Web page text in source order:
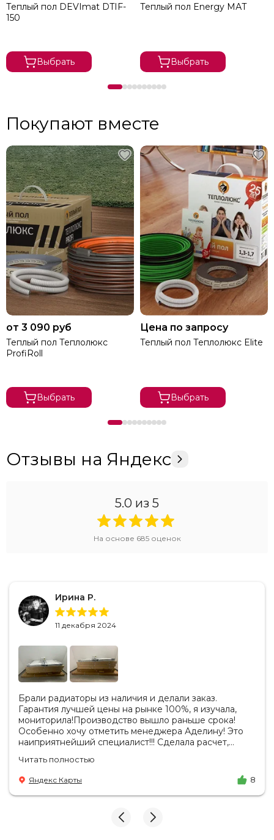
Теплый пол DEVImat DTIF-
150
Выбрать
Теплый пол Energy МАТ
Выбрать
Покупают вместе
от 3 090 руб
Теплый пол Теплолюкс
ProfiRoll
Выбрать
Цена по запросу
Теплый пол Теплолюкс Elite
Выбрать
Отзывы на Яндекс
5.0 из 5
На основе 685оценок
Ирина Р.
11 декабря 2024
Брали радиаторы из наличия и делали заказ.
Гарантия лучшей цены на рынке 100%, я изучала,
мониторила!Производство вышло раньше срока!
Особенно хочу отметить менеджера Аделину! Это
наиприятнейший специалист!!! Сделала расчет,
цену. Всегда на связи, на все вопросы есть ответы.
Доставка на удобный день, удобное время! Никаких
замечаний, только бесконечное удовольствие от
взаимодействия с ней. Вот это я понимаю - ЛИЦО
И надеюсь наши чудесные радиаторы будут греть
Читать полностью
Яндекс Карты 8